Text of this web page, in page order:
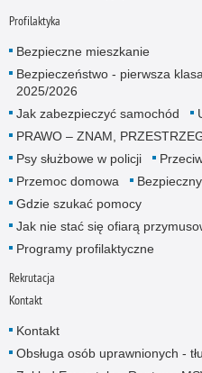
Profilaktyka
Bezpieczne mieszkanie
Bezpieczeństwo - pierwsza
2025/2026
Jak zabezpieczyć samochód
PRAWO – ZNAM,
Psy służbowe w policji
Przemoc domowa
Gdzie szukać pomocy
Jak nie stać się ofiarą
Programy profilaktyczne
Rekrutacja
Kontakt
Kontakt
Obsługa osób uprawnionych -